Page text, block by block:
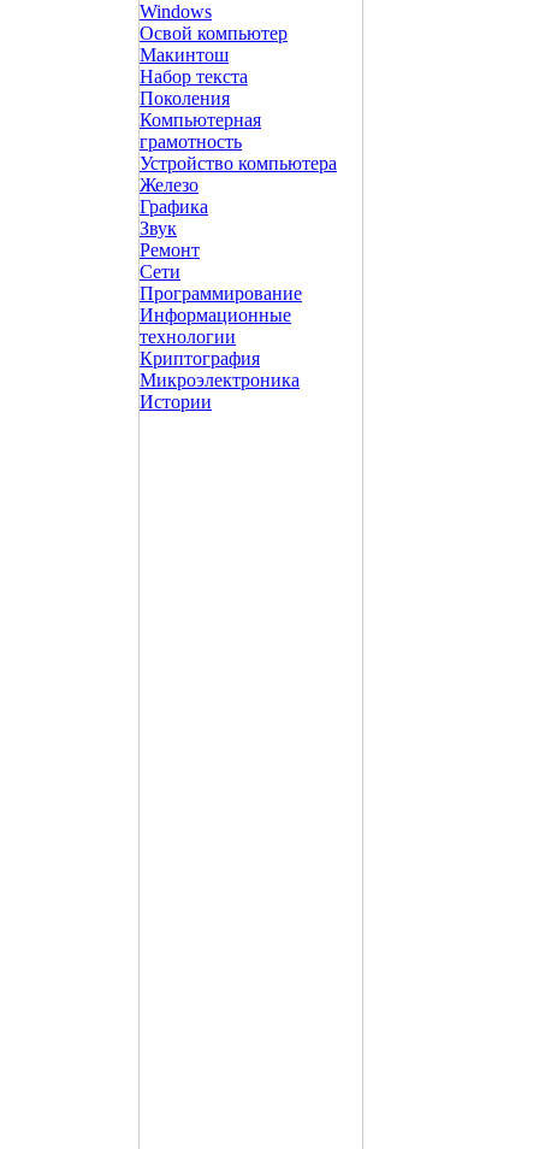
Windows
Освой компьютер
Макинтош
Набор текста
Поколения
Компьютерная
грамотность
Устройство компьютера
Железо
Графика
Звук
Ремонт
Сети
Программирование
Информационные
технологии
Криптография
Микроэлектроника
Истории